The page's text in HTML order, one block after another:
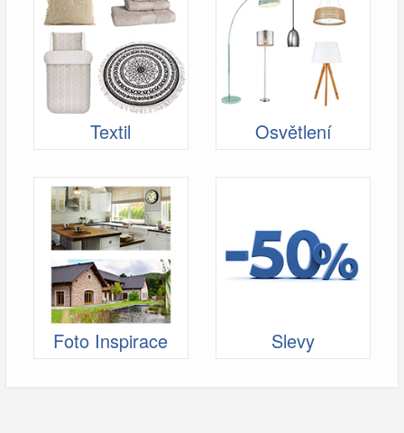
Textil Osvětlení
Foto Inspirace Slevy